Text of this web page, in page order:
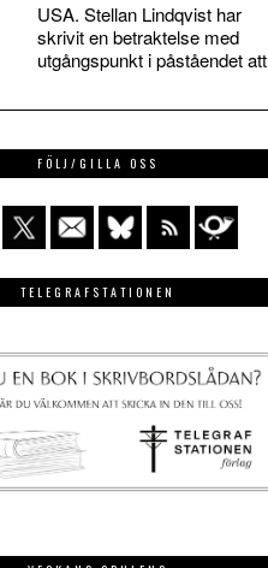
USA. Stellan Lindqvist har
skrivit en betraktelse med
utgångspunkt i påståendet att
FÖLJ/GILLA OSS
TELEGRAFSTATIONEN